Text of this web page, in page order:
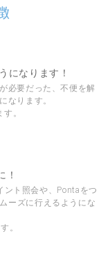
になります！
必要だった、不便を解
なります。
。
！
ント照会や、Pontaをつ
ーズに行えるようにな
。